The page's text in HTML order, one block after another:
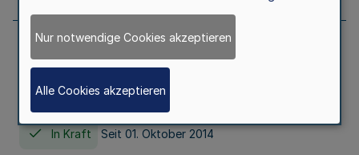
Gesetz über die Hochschulen des Landes
Nordrhein-Westfalen (Hochschulgesetz -
HG)
In Kraft Seit 01. Oktober 2014
Nur notwendige Cookies akzeptieren
Alle Cookies akzeptieren